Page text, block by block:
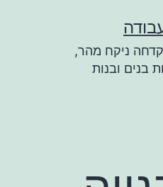
ניקח מהר,
בנים ובנות